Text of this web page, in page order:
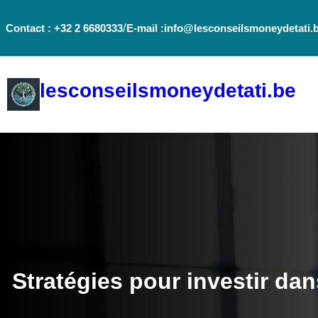
auContact : +32 2 6680333/E-mail
lesconseilsmoneydetati.be
Stratégies pour investir